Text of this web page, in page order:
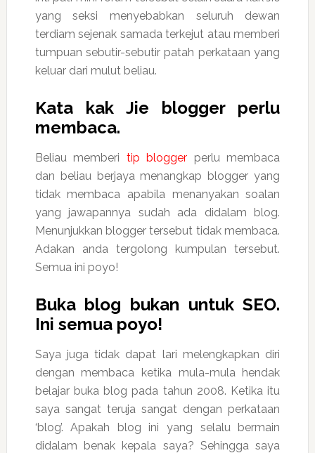
yang seksi menyebabkan seluruh dewan
terdiam sejenak samada terkejut atau memberi
tumpuan sebutir-sebutir patah perkataan yang
keluar dari mulut beliau.
Kata kak Jie blogger perlu
membaca.
Beliau memberi tip blogger perlu membaca
dan beliau berjaya menangkap blogger yang
tidak membaca apabila menanyakan soalan
yang jawapannya sudah ada didalam blog.
Menunjukkan blogger tersebut tidak membaca.
Adakan anda tergolong kumpulan tersebut.
Semua ini poyo!
Buka blog bukan untuk SEO.
Ini semua poyo!
Saya juga tidak dapat lari melengkapkan diri
dengan membaca ketika mula-mula hendak
belajar buka blog pada tahun 2008. Ketika itu
saya sangat teruja sangat dengan perkataan
‘blog’. Apakah blog ini yang selalu bermain
didalam benak kepala saya? Sehingga saya